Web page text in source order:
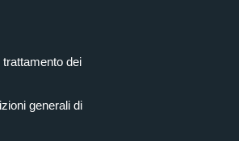
dei
generali di